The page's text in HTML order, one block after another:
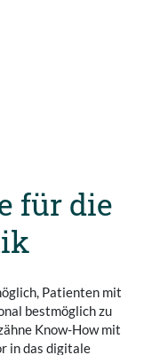
für die
Patienten mit
bestmöglich zu
Know-How mit
in das digitale